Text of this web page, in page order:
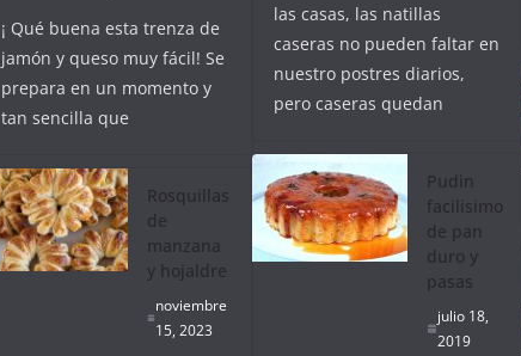
¡ Qué buena esta trenza de
jamón y queso muy fácil! Se
prepara en un momento y
tan sencilla que
Rosquillas
de
manzana
y hojaldre
noviembre
15, 2023
las casas, las natillas
caseras no pueden faltar en
nuestro postres diarios,
pero caseras quedan
Pudin
facilisimo
de pan
duro y
pasas
julio 18,
2019